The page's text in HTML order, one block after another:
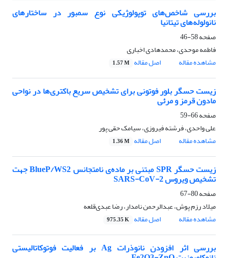
بررسی شاخص‌های توپولوژیکی نوع سمبور در ساختارهای
نانولوله‌های تیتانیا
صفحه58-46
فاطمه موحدی، محمدهادی اخباری
مشاهده مقاله
اصل مقاله 1.57 M
زیست حسگر بلور فوتونی برای تشخیص سریع باکتری‌ها در نواحی
مادون قرمز و مرئی
صفحه66-59
علی واحدی، فرشته فیروزی، سیامک حقی پور
مشاهده مقاله
اصل مقاله 1.36 M
زیست حسگر SPR مبتنی بر ماده‌ی نامتجانس BlueP/WS2 جهت
تشخیص ویروس SARS-CoV-2
صفحه80-67
میلاد رزم پوش، عبدالرحمن نامدار، رضا عبدی‌قلعه
مشاهده مقاله
اصل مقاله 975.35 K
بررسی اثر افزودن نانوذرات Ag بر فعالیت فوتوکاتالیستی